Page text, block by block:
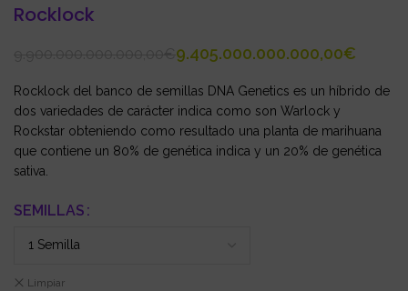
Rocklock
9.405.000.000.000,00€
Rocklock del banco de semillas DNA Genetics es un híbrido de
dos variedades de carácter indica como son Warlock y
Rockstar obteniendo como resultado una planta de marihuana
que contiene un 80% de genética indica y un 20% de genética
sativa.
SEMILLAS
Limpiar